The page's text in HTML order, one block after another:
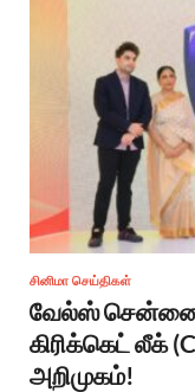
சினிமா செய்திகள்
வேல்ஸ் சென்னை
கிரிக்கெட் லீக்
அறிமுகம்!